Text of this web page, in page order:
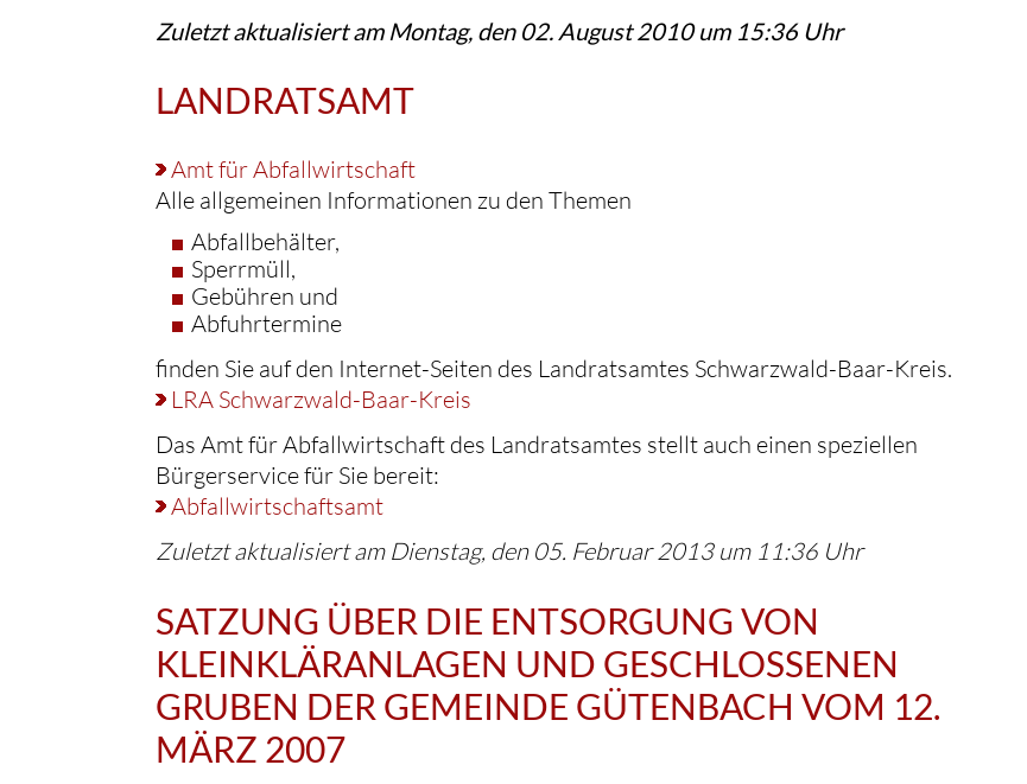
Zuletzt aktualisiert am Montag, den 02. August 2010 um 15:36 Uhr
LANDRATSAMT
Amt für Abfallwirtschaft
Alle allgemeinen Informationen zu den Themen
Abfallbehälter,
Sperrmüll,
Gebühren und
Abfuhrtermine
finden Sie auf den Internet-Seiten des Landratsamtes Schwarzwald-Baar-Kreis.
LRA Schwarzwald-Baar-Kreis
Das Amt für Abfallwirtschaft des Landratsamtes stellt auch einen speziellen
Bürgerservice für Sie bereit:
Abfallwirtschaftsamt
Zuletzt aktualisiert am Dienstag, den 05. Februar 2013 um 11:36 Uhr
SATZUNG ÜBER DIE ENTSORGUNG VON
KLEINKLÄRANLAGEN UND GESCHLOSSENEN
GRUBEN DER GEMEINDE GÜTENBACH VOM 12.
MÄRZ 2007